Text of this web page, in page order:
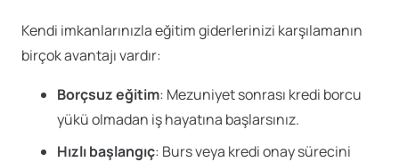
Kendi imkanlarınızla eğitim giderlerinizi karşılamanın
birçok avantajı vardır:
Borçsuz eğitim: Mezuniyet sonrası kredi borcu
yükü olmadan iş hayatına başlarsınız.
Hızlı başlangıç: Burs veya kredi onay sürecini